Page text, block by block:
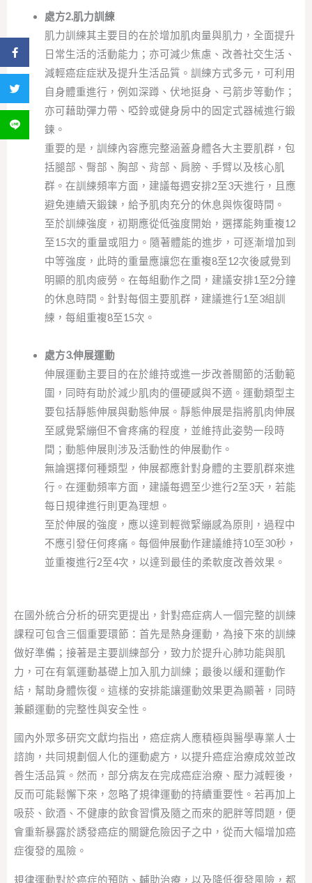
處方2.肌力訓練
肌力訓練其主要目的在於增加肌肉量與肌力，全面提升
日常生活的活動能力；亦可減少焦慮、改善社交生活、
減輕癌症症狀及提升生活品質。訓練方式多元，可利用
自身體重進行，例如深蹲、伏地挺身、弓箭步等動作；
亦可藉助彈力帶、啞鈴或健身房中的固定式器械進行鍛
鍊。
重要的是，訓練內容應完整涵蓋身體各大主要肌群，包
括腿部、臀部、胸部、背部、肩膀、手臂以及核心肌
群。在訓練頻率方面，建議每週安排2至3天進行，且應
避免連續天鍛鍊，給予肌肉充分的休息與恢復時間。
至於訓練強度，初期應從低強度開始，選擇能夠重複12
至15次的重量或阻力。隨著體能的進步，可逐漸增加到
中等強度，此時的重量應讓您在重複8至12次後感覺到
明顯的肌肉疲勞。在每組動作之間，建議安排1至2分鐘
的休息時間。針對每個主要肌群，建議進行1至3組訓
練，每組重複8至15次。
處方3.伸展運動
伸展運動主要目的在於維持或進一步改善關節的活動範
圍，同時有助於減少肌肉的僵硬感與不適。運動類型主
要包括靜態伸展與動態伸展。靜態伸展是指將肌肉伸展
至感覺緊繃但不會疼痛的程度，並維持此姿勢一段時
間；動態伸展則涉及活動性的伸展動作。
無論選擇何種類型，伸展都應針對身體的主要肌群來進
行。在運動頻率方面，建議每週至少進行2至3天，若能
每日規律進行則更為理想。
至於伸展的強度，應以達到輕微緊繃感為原則，過程中
不應引發任何疼痛。每個伸展動作建議維持10至30秒，
並重複進行2至4次，以達到最佳的柔軟度改善效果。
在國外統合分析的研究更提出，針對癌症病人一個完整的訓練
課程可包含三個重要環節：首先是熱身運動，為接下來的訓練
做好準備；接著是主要訓練部分，致力於提升心肺功能與肌
力，可在有氧運動基礎上加入肌力訓練；最後以緩和運動作
結，幫助身體恢復。這樣的安排能讓運動效果更為顯著，同時
兼顧運動的完整性與安全性。
國內外眾多研究文獻均指出，癌症病人應積極與醫學專業人士
諮詢，共同規劃個人化的運動處方，以提升癌症治療成效並改
善生活品質。然而，部分病友在完成癌症治療、壓力減輕後，
反而可能鬆懈下來，忽略了規律運動的持續重要性。若再加上
吸菸、飲酒、不健康的飲食習慣及隨之而來的肥胖等問題，便
會重新暴露於誘發癌症的關鍵危險因子之中，從而大幅增加癌
症復發的風險。
規律運動對於癌症的預防、輔助治療，以及降低復發風險，都
分享到 Facebook
分享到 Twitter
分享到 LINE